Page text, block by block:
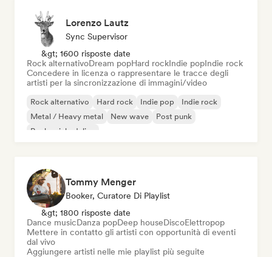
Lorenzo Lautz
Sync Supervisor
&gt; 1600 risposte date
Rock alternativoDream popHard rockIndie popIndie rock
Concedere in licenza o rappresentare le tracce degli
artisti per la sincronizzazione di immagini/video
Rock alternativo Hard rock Indie pop
Indie rock
Metal / Heavy metal
New wave
Post punk
Rock psichedelico
Tommy Menger
Booker, Curatore Di Playlist
&gt; 1800 risposte date
Dance musicDanza popDeep houseDiscoElettropop
Mettere in contatto gli artisti con opportunità di eventi
dal vivo
Aggiungere artisti nelle mie playlist più seguite